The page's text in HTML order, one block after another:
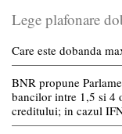
Lege plafonare
Care este dobanda
BNR propune
bancilor intre 1,5 si 4
creditului; in cazul